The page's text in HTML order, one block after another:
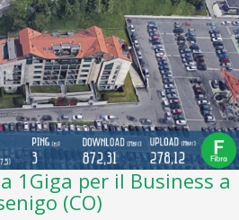
1Giga per il Business a
(CO)